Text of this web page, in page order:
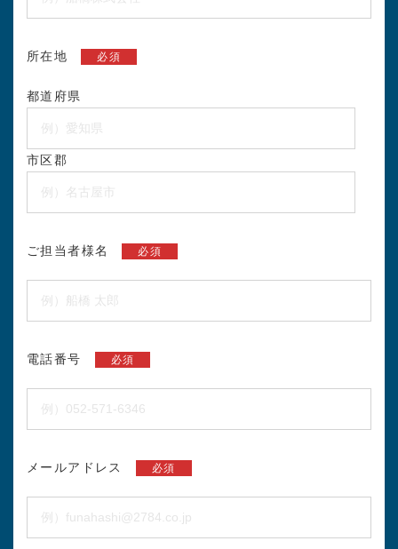
所在地 必須
都道府県
市区郡
ご担当者様名 必須
電話番号 必須
メールアドレス 必須